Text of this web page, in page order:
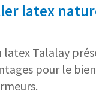
latex
latex Talalay
pour le